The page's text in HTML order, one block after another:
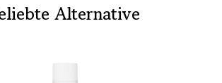
Alternative